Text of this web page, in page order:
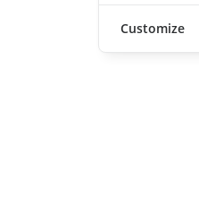
Customize